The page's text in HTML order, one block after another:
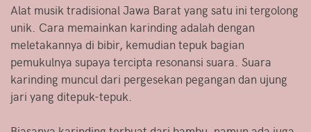
Alat musik tradisional Jawa Barat yang satu ini tergolong
unik. Cara memainkan karinding adalah dengan
meletakannya di bibir, kemudian tepuk bagian
pemukulnya supaya tercipta resonansi suara. Suara
karinding muncul dari pergesekan pegangan dan ujung
jari yang ditepuk-tepuk.